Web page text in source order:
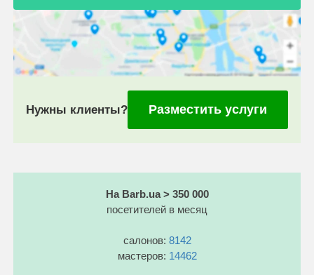
Нужны клиенты? Разместить услуги
На Barb.ua > 350 000
посетителей в месяц
салонов: 8142
мастеров: 14462